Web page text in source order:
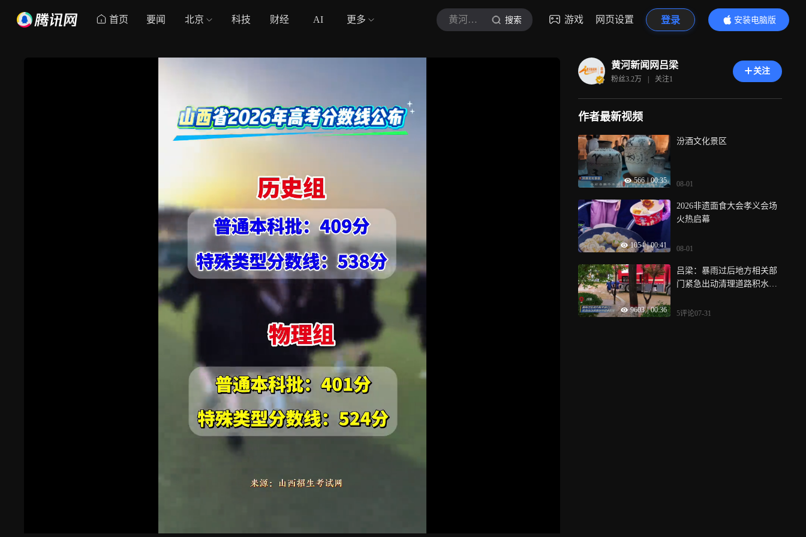
首页 要闻 北京 科技 财经 AI 更多 黄河新闻网吕梁 搜索 游戏 网页设置 登录
安装电脑版
内容更精彩
黄河新闻网吕梁
粉丝3.2万 | 关注1
关注
作者最新视频
566 | 00:35
汾酒文化景区
08-01
1054 | 00:41
2026非遗面食大会孝义会场
火热启幕
08-01
9603 | 00:36
吕梁：暴雨过后地方相关部
门紧急出动清理道路积水淤
5评论07-31